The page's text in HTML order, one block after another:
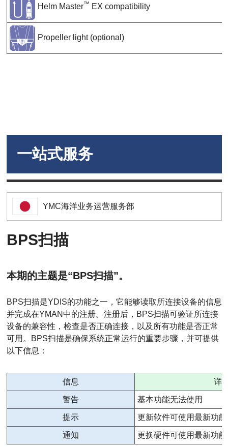
Helm Master™ EX compatibility
Propeller light (optional)
一站式服务
YMC海洋业务运营服务部
BPS扫描
本期的主题是“BPS扫描”。
BPS扫描是YDIS的功能之一，它能够读取所连接设备的信息
并完成在YMAN中的注册。注册后，BPS扫描可验证所连接
设备的兼容性，检查是否正确连接，以及所有功能是否正常
可用。BPS扫描是确保系统正常运行的重要步骤，并可提供
以下信息：
信息 详
警告 基本功能无法使用
提示 更新软件可使用最新功能
通知 更换硬件可使用最新功能